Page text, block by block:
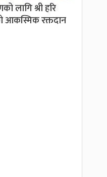
लागि श्री हरि
आकस्मिक रक्तदान